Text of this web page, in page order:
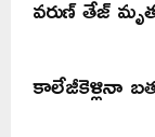
వరుణ్ తేజ్
కాలేజీకెళ్లినా